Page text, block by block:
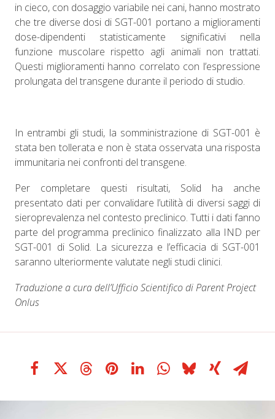
in cieco, con dosaggio variabile nei cani, hanno mostrato
che tre diverse dosi di SGT-001 portano a miglioramenti
dose-dipendenti statisticamente significativi nella
funzione muscolare rispetto agli animali non trattati.
Questi miglioramenti hanno correlato con l’espressione
prolungata del transgene durante il periodo di studio.
In entrambi gli studi, la somministrazione di SGT-001 è
stata ben tollerata e non è stata osservata una risposta
immunitaria nei confronti del transgene.
Per completare questi risultati, Solid ha anche
presentato dati per convalidare l’utilità di diversi saggi di
sieroprevalenza nel contesto preclinico. Tutti i dati fanno
parte del programma preclinico finalizzato alla IND per
SGT-001 di Solid. La sicurezza e l’efficacia di SGT-001
saranno ulteriormente valutate negli studi clinici.
Traduzione a cura dell’Ufficio Scientifico di Parent Project
Onlus